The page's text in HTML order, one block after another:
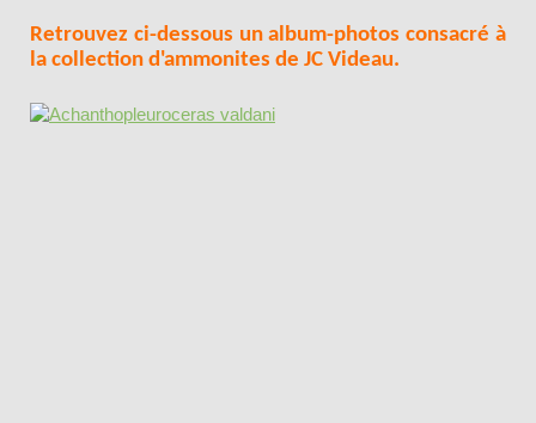
Retrouvez ci-dessous un album-photos consacré à
la collection d'ammonites de JC Videau.